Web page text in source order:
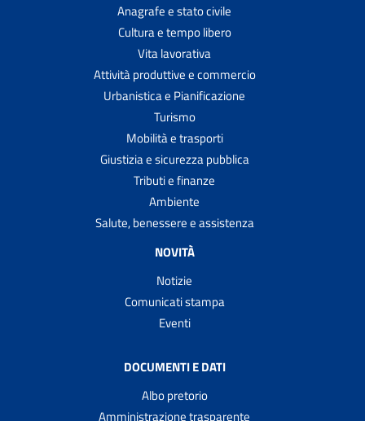
Anagrafe e stato civile
Cultura e tempo libero
Vita lavorativa
Attività produttive e commercio
Urbanistica e Pianificazione
Turismo
Mobilità e trasporti
Giustizia e sicurezza pubblica
Tributi e finanze
Ambiente
Salute, benessere e assistenza
NOVITÀ
Notizie
Comunicati stampa
Eventi
DOCUMENTI E DATI
Albo pretorio
Amministrazione trasparente